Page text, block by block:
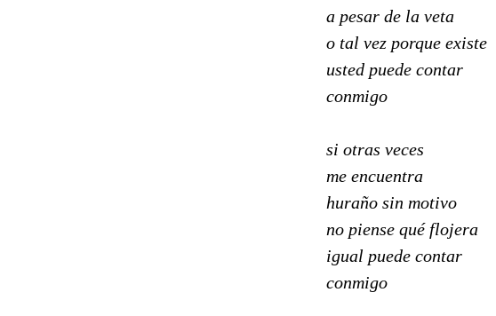
a pesar de la veta
o tal vez porque existe
usted puede contar
conmigo
si otras veces
me encuentra
huraño sin motivo
no piense qué flojera
igual puede contar
conmigo